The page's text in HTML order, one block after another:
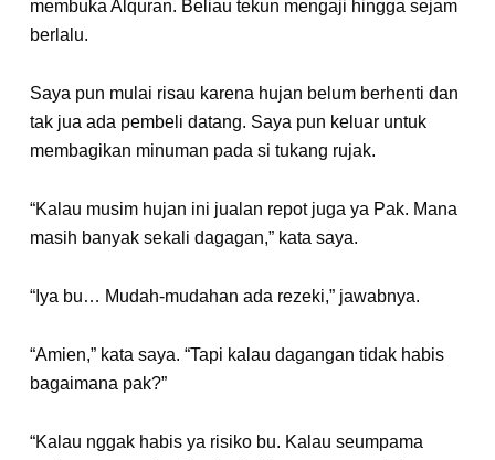
membuka Alquran. Beliau tekun mengaji hingga sejam
berlalu.
Saya pun mulai risau karena hujan belum berhenti dan
tak jua ada pembeli datang. Saya pun keluar untuk
membagikan minuman pada si tukang rujak.
“Kalau musim hujan ini jualan repot juga ya Pak. Mana
masih banyak sekali dagagan,” kata saya.
“Iya bu… Mudah-mudahan ada rezeki,” jawabnya.
“Amien,” kata saya. “Tapi kalau dagangan tidak habis
bagaimana pak?”
“Kalau nggak habis ya risiko bu. Kalau seumpama